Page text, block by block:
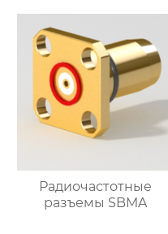
Радиочастотные
разъемы SBMA